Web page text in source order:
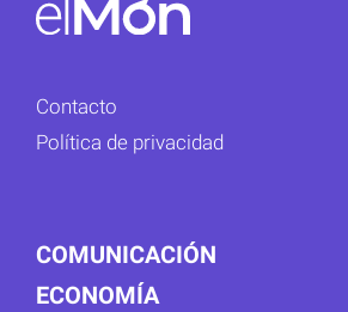
Contacto
Política de privacidad
COMUNICACIÓN
ECONOMÍA